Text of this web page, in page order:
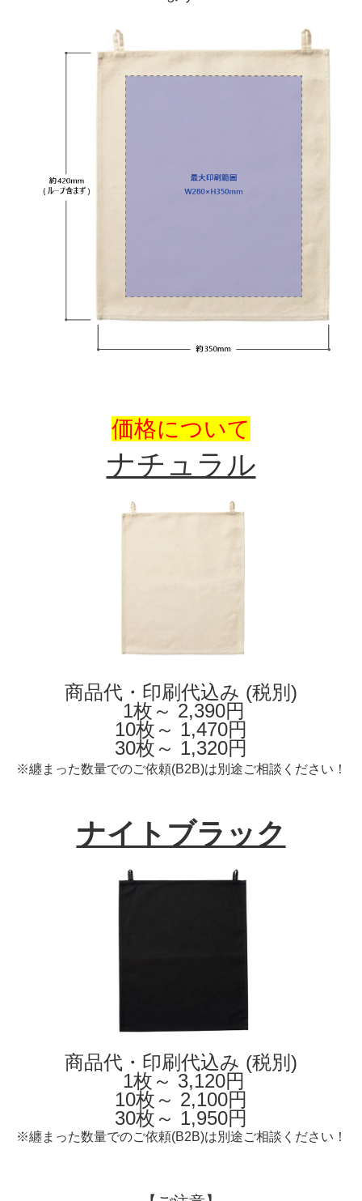
価格について
ナチュラル
商品代・印刷代込み (税別)
1枚～ 2,390円
10枚～ 1,470円
30枚～ 1,320円
※纏まった数量でのご依頼(B2B)は別途ご相談ください！
ナイトブラック
商品代・印刷代込み (税別)
1枚～ 3,120円
10枚～ 2,100円
30枚～ 1,950円
※纏まった数量でのご依頼(B2B)は別途ご相談ください！